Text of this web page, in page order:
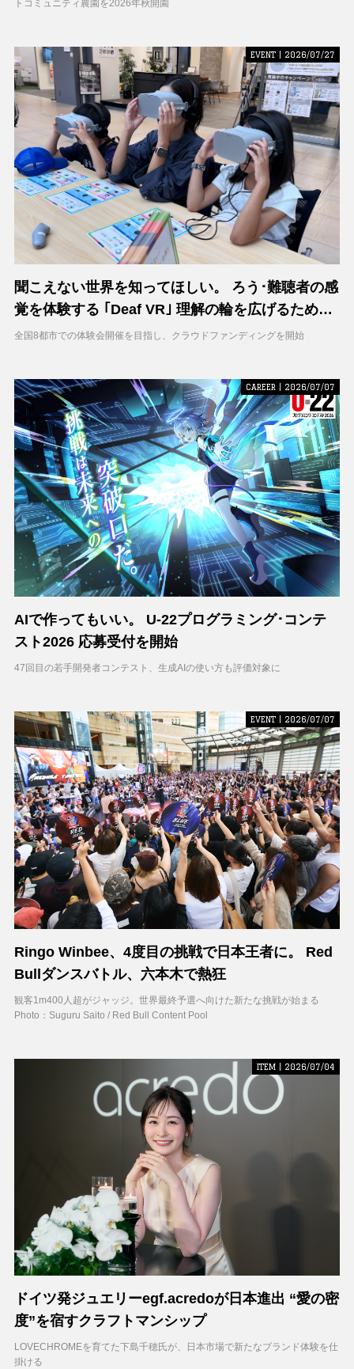
トコミュニティ農園を2026年秋開園
EVENT | 2026/07/27
聞こえない世界を知ってほしい。 ろう･難聴者の感
覚を体験する ｢Deaf VR｣ 理解の輪を広げるため支
援募集を開始
全国8都市での体験会開催を目指し、クラウドファンディングを開始
CAREER | 2026/07/07
AIで作ってもいい。 U-22プログラミング･コンテ
スト2026 応募受付を開始
47回目の若手開発者コンテスト、生成AIの使い方も評価対象に
EVENT | 2026/07/07
Ringo Winbee、4度目の挑戦で日本王者に。 Red
Bullダンスバトル、六本木で熱狂
観客1m400人超がジャッジ。世界最終予選へ向けた新たな挑戦が始まる
Photo：Suguru Saito / Red Bull Content Pool
ITEM | 2026/07/04
ドイツ発ジュエリーegf.acredoが日本進出 “愛の密
度”を宿すクラフトマンシップ
LOVECHROMEを育てた下島千穂氏が、日本市場で新たなブランド体験を仕
掛ける